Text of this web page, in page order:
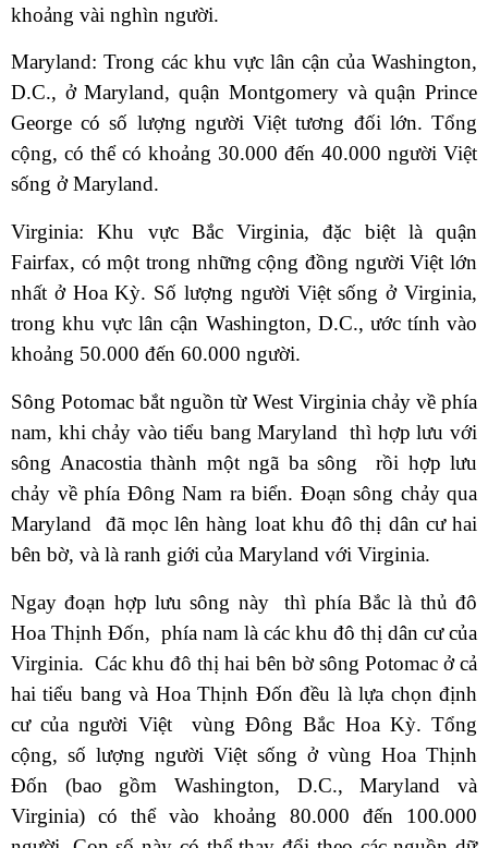
khoảng vài nghìn người.
Maryland: Trong các khu vực lân cận của Washington,
D.C., ở Maryland, quận Montgomery và quận Prince
George có số lượng người Việt tương đối lớn. Tổng
cộng, có thể có khoảng 30.000 đến 40.000 người Việt
sống ở Maryland.
Virginia: Khu vực Bắc Virginia, đặc biệt là quận
Fairfax, có một trong những cộng đồng người Việt lớn
nhất ở Hoa Kỳ. Số lượng người Việt sống ở Virginia,
trong khu vực lân cận Washington, D.C., ước tính vào
khoảng 50.000 đến 60.000 người.
Sông Potomac bắt nguồn từ West Virginia chảy về phía
nam, khi chảy vào tiểu bang Maryland thì hợp lưu với
sông Anacostia thành một ngã ba sông rồi hợp lưu
chảy về phía Đông Nam ra biển. Đoạn sông chảy qua
Maryland đã mọc lên hàng loat khu đô thị dân cư hai
bên bờ, và là ranh giới của Maryland với Virginia.
Ngay đoạn hợp lưu sông này thì phía Bắc là thủ đô
Hoa Thịnh Đốn, phía nam là các khu đô thị dân cư của
Virginia. Các khu đô thị hai bên bờ sông Potomac ở cả
hai tiểu bang và Hoa Thịnh Đốn đều là lựa chọn định
cư của người Việt vùng Đông Bắc Hoa Kỳ. Tổng
cộng, số lượng người Việt sống ở vùng Hoa Thịnh
Đốn (bao gồm Washington, D.C., Maryland và
Virginia) có thể vào khoảng 80.000 đến 100.000